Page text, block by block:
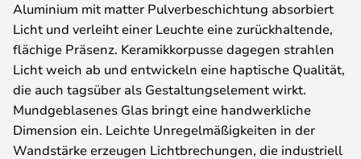
Aluminium mit matter Pulverbeschichtung absorbiert
Licht und verleiht einer Leuchte eine zurückhaltende,
flächige Präsenz. Keramikkorpusse dagegen strahlen
Licht weich ab und entwickeln eine haptische Qualität,
die auch tagsüber als Gestaltungselement wirkt.
Mundgeblasenes Glas bringt eine handwerkliche
Dimension ein. Leichte Unregelmäßigkeiten in der
Wandstärke erzeugen Lichtbrechungen, die industriell